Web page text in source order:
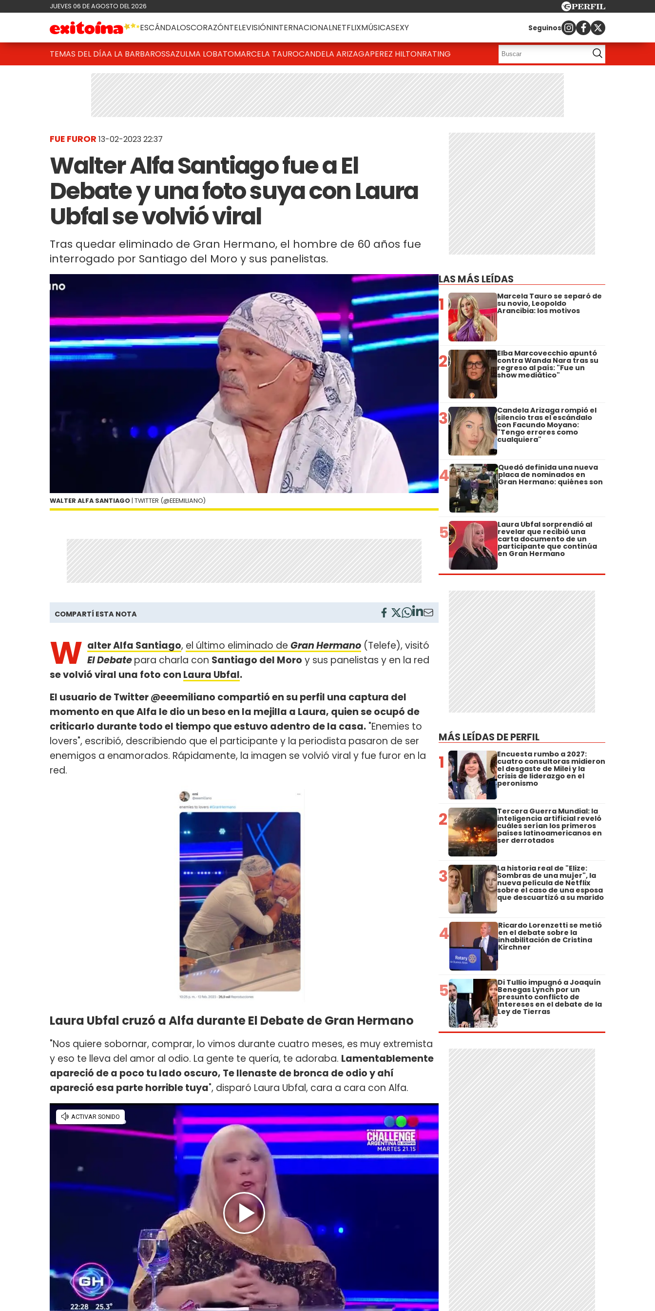
JUEVES 06 DE AGOSTO DEL 2026
ESCÁNDALOSCORAZÓNTELEVISIÓNINTERNACIONALNETFLIXMÚSICASEXY Seguinos
TEMAS DEL DÍAA LA BARBAROSSAZULMA LOBATOMARCELA TAUROCANDELA ARIZAGAPEREZ HILTONRATING
FUE FUROR 13-02-2023 22:37
Walter Alfa Santiago fue a El
Debate y una foto suya con Laura
Ubfal se volvió viral
Tras quedar eliminado de Gran Hermano, el hombre de 60 años fue
interrogado por Santiago del Moro y sus panelistas.
WALTER ALFA SANTIAGO | TWITTER (@EEEMILIANO)
COMPARTÍ ESTA NOTA
W alter Alfa Santiago, el último eliminado de Gran Hermano (Telefe), visitó
El Debatepara charla con Santiago del Moro y sus panelistas y en la red
se volvió viral una foto con Laura Ubfal.
El usuario de Twitter @eeemiliano compartió en su perfil una captura del
momento en que Alfa le dio un beso en la mejilla a Laura, quien se ocupó de
criticarlo durante todo el tiempo que estuvo adentro de la casa. "Enemies to
lovers", escribió, describiendo que el participante y la periodista pasaron de ser
enemigos a enamorados. Rápidamente, la imagen se volvió viral y fue furor en la
red.
Laura Ubfal cruzó a Alfa durante El Debate de Gran Hermano
"Nos quiere sobornar, comprar, lo vimos durante cuatro meses, es muy extremista
y eso te lleva del amor al odio. La gente te quería, te adoraba. Lamentablemente
apareció de a poco tu lado oscuro, Te llenaste de bronca de odio y ahí
apareció esa parte horrible tuya", disparó Laura Ubfal, cara a cara con Alfa.
LAS MÁS LEÍDAS
1 Marcela Tauro se separó de
su novio, Leopoldo
Arancibia: los motivos
2 Elba Marcovecchio apuntó
contra Wanda Nara tras su
regreso al país: "Fue un
show mediático"
3 Candela Arizaga rompió el
silencio tras el escándalo
con Facundo Moyano:
"Tengo errores como
cualquiera"
4 Quedó definida una nueva
placa de nominados en
Gran Hermano: quiénes son
5 Laura Ubfal sorprendió al
revelar que recibió una
carta documento de un
participante que continúa
en Gran Hermano
MÁS LEÍDAS DE PERFIL
1 Encuesta rumbo a 2027:
cuatro consultoras midieron
el desgaste de Milei y la
crisis de liderazgo en el
peronismo
2 Tercera Guerra Mundial: la
inteligencia artificial reveló
cuáles serían los primeros
países latinoamericanos en
ser derrotados
3 La historia real de "Elize:
Sombras de una mujer", la
nueva película de Netflix
sobre el caso de una esposa
que descuartizó a su marido
4 Ricardo Lorenzetti se metió
en el debate sobre la
inhabilitación de Cristina
Kirchner
5 Di Tullio impugnó a Joaquín
Benegas Lynch por un
presunto conflicto de
intereses en el debate de la
Ley de Tierras